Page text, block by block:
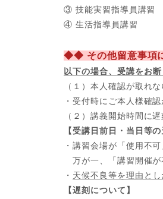
③ 技能実習指導員講
④ 生活指導員講習
◆◆ その他留意事項
以下の場合、 受講をお
（１）本人確認が取れ
・受付時にご本人様確
（２）講義開始時間に
【受講日前日・当日等
・講習会場が「使用不
万が一、「講習開催が
・ 天候不良等を理由と
【遅刻について】